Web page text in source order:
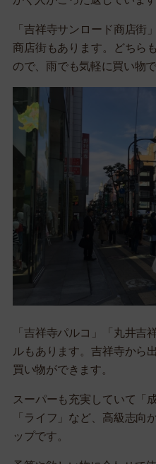
「吉祥寺サンロード商店街
商店街もあります。どちら
ので、雨でも気軽に買い物
「吉祥寺パルコ」「丸井吉
ルもあります。吉祥寺から
買い物ができます。
スーパーも充実していて「
「ライフ」など、高級志向
ップです。